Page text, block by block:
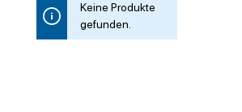
Keine Produkte
gefunden.